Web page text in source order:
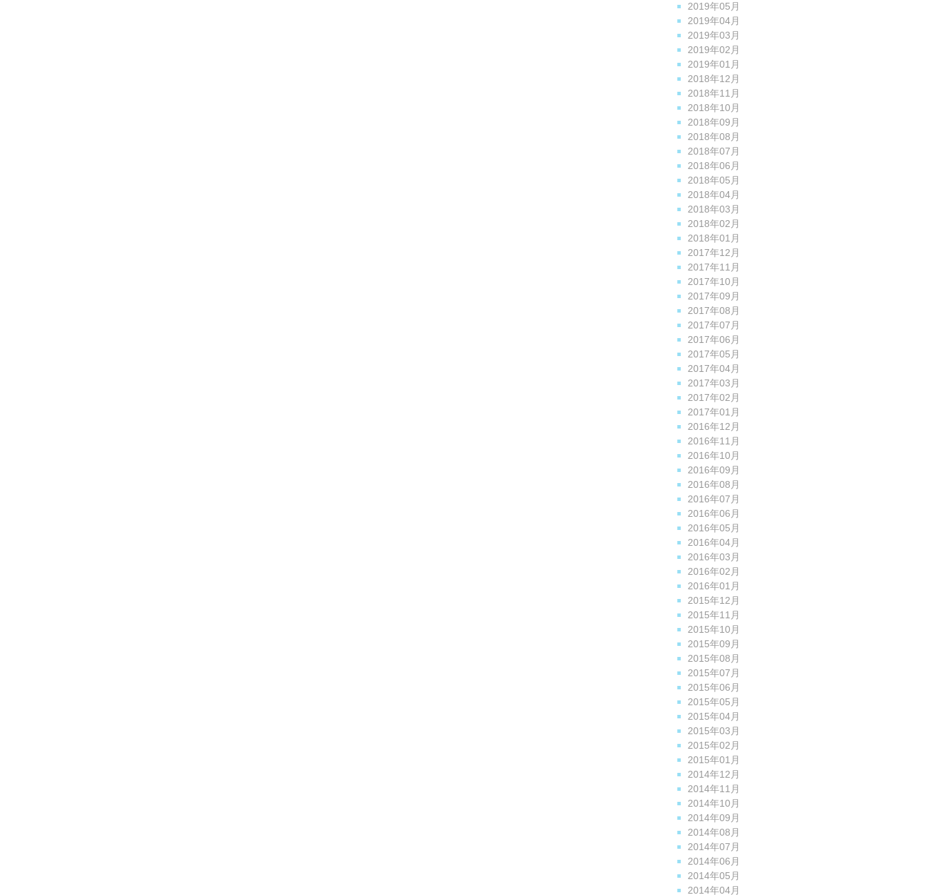
2019年05月
2019年04月
2019年03月
2019年02月
2019年01月
2018年12月
2018年11月
2018年10月
2018年09月
2018年08月
2018年07月
2018年06月
2018年05月
2018年04月
2018年03月
2018年02月
2018年01月
2017年12月
2017年11月
2017年10月
2017年09月
2017年08月
2017年07月
2017年06月
2017年05月
2017年04月
2017年03月
2017年02月
2017年01月
2016年12月
2016年11月
2016年10月
2016年09月
2016年08月
2016年07月
2016年06月
2016年05月
2016年04月
2016年03月
2016年02月
2016年01月
2015年12月
2015年11月
2015年10月
2015年09月
2015年08月
2015年07月
2015年06月
2015年05月
2015年04月
2015年03月
2015年02月
2015年01月
2014年12月
2014年11月
2014年10月
2014年09月
2014年08月
2014年07月
2014年06月
2014年05月
2014年04月